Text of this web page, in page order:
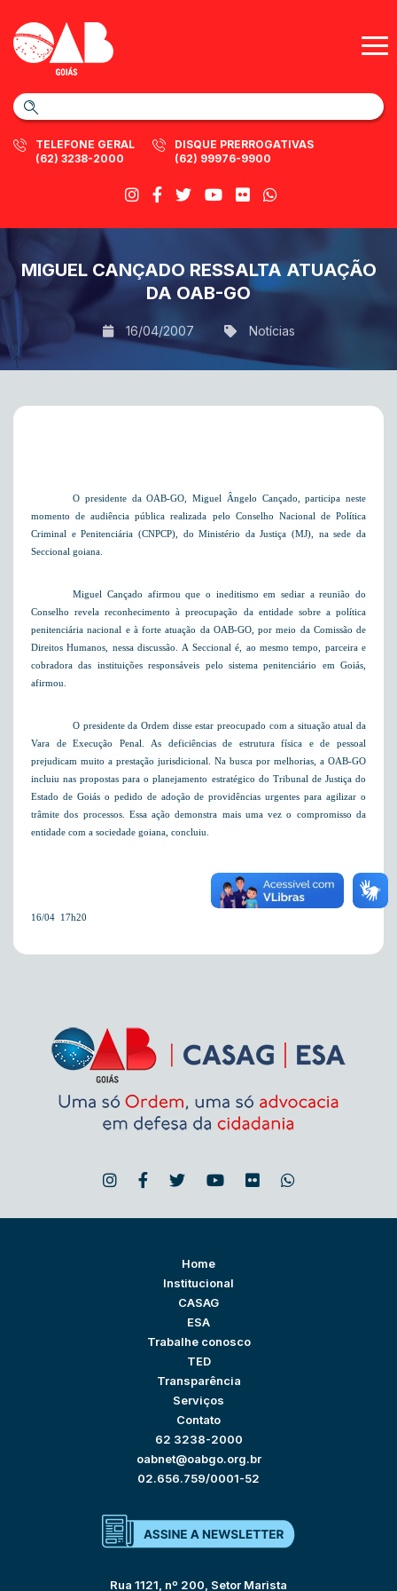
TELEFONE GERAL
(62) 3238-2000
DISQUE PRERROGATIVAS
(62) 99976-9900
MIGUEL CANÇADO RESSALTA ATUAÇÃO
DA OAB-GO
16/04/2007 Notícias
O presidente da OAB-GO, Miguel Ângelo Cançado, participa neste
momento de audiência pública realizada pelo Conselho Nacional de Política
Criminal e Penitenciária (CNPCP), do Ministério da Justiça (MJ), na sede da
Seccional goiana.
Miguel Cançado afirmou que o ineditismo em sediar a reunião do
Conselho revela reconhecimento à preocupação da entidade sobre a política
penitenciária nacional e à forte atuação da OAB-GO, por meio da Comissão de
Direitos Humanos, nessa discussão. A Seccional é, ao mesmo tempo, parceira e
cobradora das instituições responsáveis pelo sistema penitenciário em Goiás,
afirmou.
O presidente da Ordem disse estar preocupado com a situação atual da
Vara de Execução Penal. As deficiências de estrutura física e de pessoal
prejudicam muito a prestação jurisdicional. Na busca por melhorias, a OAB-GO
incluiu nas propostas para o planejamento estratégico do Tribunal de Justiça do
Estado de Goiás o pedido de adoção de providências urgentes para agilizar o
trâmite dos processos. Essa ação demonstra mais uma vez o compromisso da
entidade com a sociedade goiana, concluiu.
16/04  17h20
Home
Institucional
CASAG
ESA
Trabalhe conosco
TED
Transparência
Serviços
Contato
62 3238-2000
oabnet@oabgo.org.br
02.656.759/0001-52
Rua 1121, nº 200, Setor Marista